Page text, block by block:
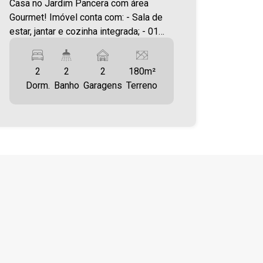
Casa no Jardim Pancera com área
Gourmet! Imóvel conta com: - Sala de
estar, jantar e cozinha integrada; - 01
Área gourmet; - Banheiro social; -
Lavanderia; Diferenciais do Imóvel: - Pé
direito alto; - Banheiros todos
2
Dorm.
2
Banho
2
Garagens
180m²
Terreno